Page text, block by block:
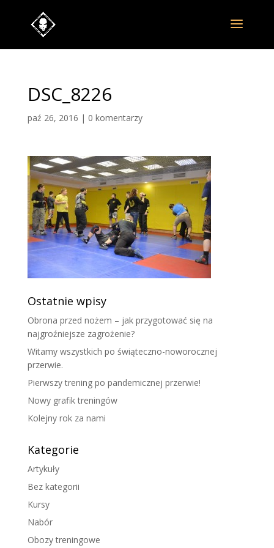
DSC_8226
paź 26, 2016 | 0 komentarzy
Ostatnie wpisy
Obrona przed nożem – jak przygotować się na
najgroźniejsze zagrożenie?
Witamy wszystkich po świąteczno-noworocznej
przerwie.
Pierwszy trening po pandemicznej przerwie!
Nowy grafik treningów
Kolejny rok za nami
Kategorie
Artykuły
Bez kategorii
Kursy
Nabór
Obozy treningowe